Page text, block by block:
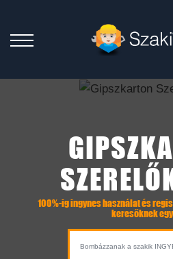
100%-ig ingynes használat és
keresőknek